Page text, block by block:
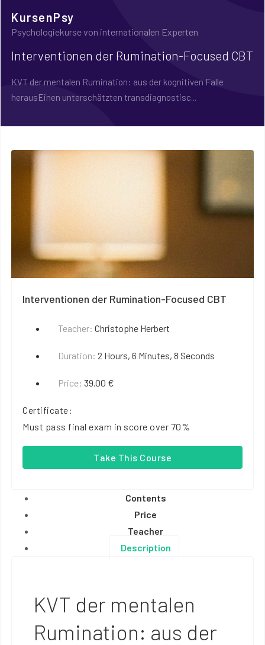
KursenPsy
Psychologiekurse von internationalen Experten
Interventionen der Rumination-Focused CBT
KVT der mentalen Rumination: aus der kognitiven Falle
herausEinen unterschätzten transdiagnostisc...
Interventionen der Rumination-Focused CBT
Teacher: Christophe Herbert
Duration: 2 Hours, 6 Minutes, 8 Seconds
Price: 39.00 €
Certificate:
Must pass final exam in score over 70%
Take This Course
Contents
Price
Teacher
Description
KVT der mentalen
Rumination: aus der